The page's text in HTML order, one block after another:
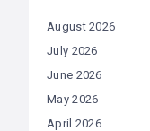
August 2026
July 2026
June 2026
May 2026
April 2026